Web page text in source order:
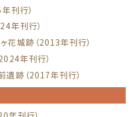
刊行）
年刊行）
城跡（2013年刊行）
年刊行）
遺跡（2017年刊行）